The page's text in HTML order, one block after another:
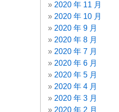
2020 年 11 月
2020 年 10 月
2020 年 9 月
2020 年 8 月
2020 年 7 月
2020 年 6 月
2020 年 5 月
2020 年 4 月
2020 年 3 月
2020 年 2 月